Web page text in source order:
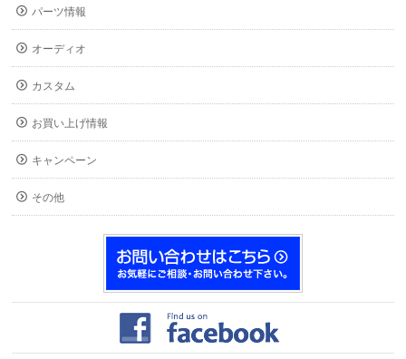
パーツ情報
オーディオ
カスタム
お買い上げ情報
キャンペーン
その他